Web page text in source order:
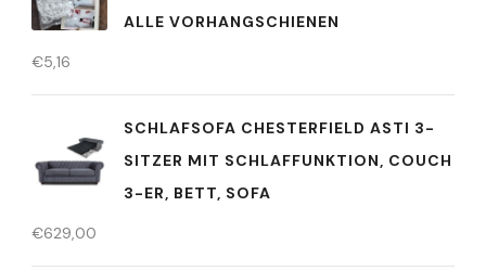
ALLE VORHANGSCHIENEN
€5,16
SCHLAFSOFA CHESTERFIELD ASTI 3-
SITZER MIT SCHLAFFUNKTION, COUCH
3-ER, BETT, SOFA
€629,00